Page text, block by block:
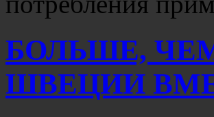
БОЛЬШЕ,
ШВЕЦИИ